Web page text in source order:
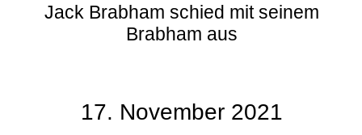
Jack Brabham schied mit seinem
Brabham aus
17. November 2021